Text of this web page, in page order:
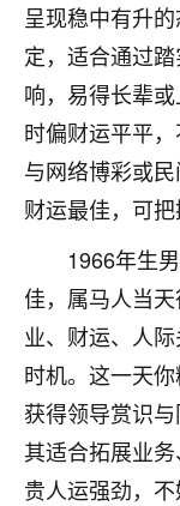
呈现稳中有升
定，适合通过
响，易得长辈
时偏财运平平
与网络博彩或
财运最佳，可把
1966年生
佳，属马人当
业、财运、人
时机。这一天
获得领导赏识
其适合拓展业
贵人运强劲，不
我是公司人
三个，找老
着我晋升有
太岁还有一
后，我以为
职第一个就
3000，非
12小时前 来
心心相印
我身体不太
问题，反正
题，后来无
之后，心情
果问题。今